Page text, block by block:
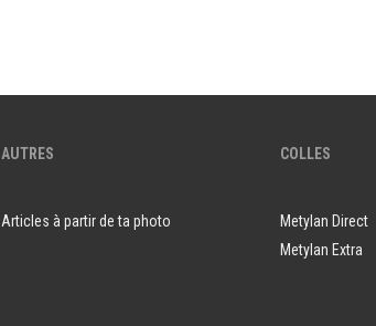
AUTRES
Articles à partir de ta photo
COLLES
Metylan Direct
Metylan Extra